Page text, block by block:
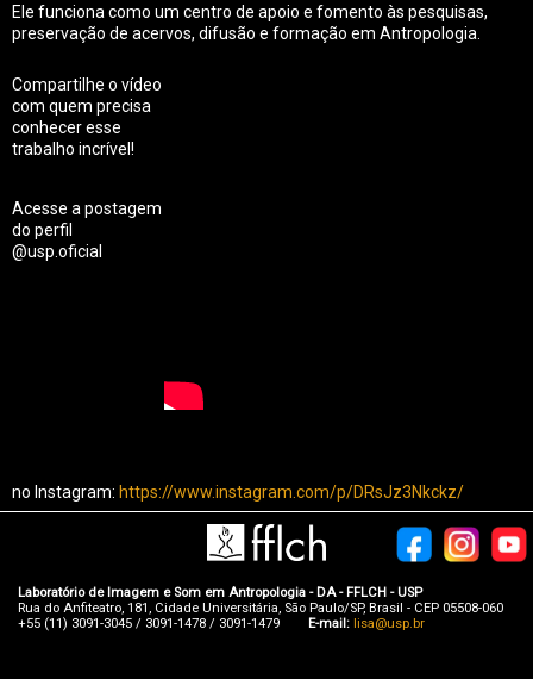
Ele funciona como um centro de apoio e fomento às pesquisas,
preservação de acervos, difusão e formação em Antropologia.
Compartilhe o vídeo
com quem precisa
conhecer esse
trabalho incrível!
Acesse a postagem
do perfil
@usp.oficial
no Instagram: https://www.instagram.com/p/DRsJz3Nkckz/
Laboratório de Imagem e Som em Antropologia - DA - FFLCH - USP
Rua do Anfiteatro, 181, Cidade Universitária, São Paulo/SP, Brasil - CEP 05508-060
+55 (11) 3091-3045 / 3091-1478 / 3091-1479
E-mail: lisa@usp.br